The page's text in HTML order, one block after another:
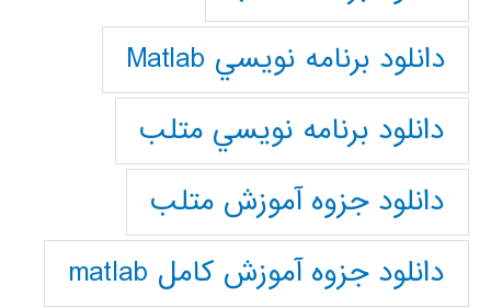
دانلود برنامه نويسي Matlab
دانلود برنامه نويسي متلب
دانلود جزوه آموزش متلب
دانلود جزوه آموزش کامل matlab